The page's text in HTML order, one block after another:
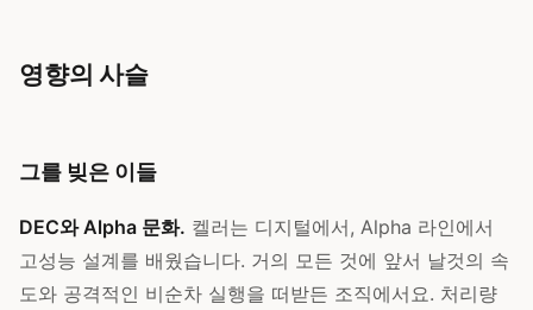
영향의 사슬
그를 빚은 이들
DEC와 Alpha 문화. 켈러는 디지털에서, Alpha 라인에서
고성능 설계를 배웠습니다. 거의 모든 것에 앞서 날것의 속
도와 공격적인 비순차 실행을 떠받든 조직에서요. 처리량